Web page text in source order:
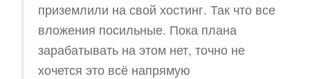
приземлили на свой хостинг. Так что все
вложения посильные. Пока плана
зарабатывать на этом нет, точно не
хочется это всё напрямую